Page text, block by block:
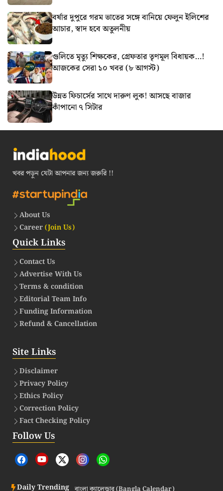
বর্ষার দুপুরে গরম ভাতের সঙ্গে বানিয়ে ফেলুন ইলিশের
আচার, স্বাদ হবে অতুলনীয়
গুলিতে মৃত্যু শিক্ষকের, গ্রেফতার তৃণমূল বিধায়ক…!
আজকের সেরা ১০ খবর (৮ আগস্ট)
উন্নত ফিচার্সের সাথে দারুণ লুক! আসছে বাজার
কাঁপানো ৭ সিটার
খবর পড়ুন যেটা আপনার জন্য জরুরি !!
About Us
Career(Join Us)
Quick Links
Contact Us
Advertise With Us
Terms & condition
Editorial Team Info
Funding Information
Refund & Cancellation
Site Links
Disclaimer
Privacy Policy
Ethics Policy
Correction Policy
Fact Checking Policy
Follow Us
Daily Trending